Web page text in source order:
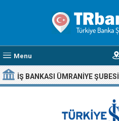
Menu
İŞ BANKASI ÜMRANIYE ŞUBESI